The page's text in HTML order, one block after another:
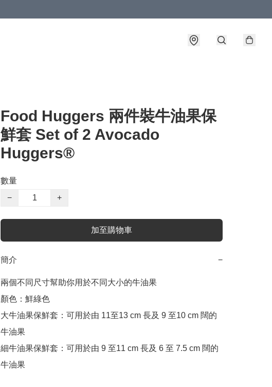
Food Huggers 兩件裝牛油果保
鮮套 Set of 2 Avocado
Huggers®
數量
−
+
加至購物車
簡介 −
兩個不同尺寸幫助你用於不同大小的牛油果
顏色：鮮綠色
大牛油果保鮮套：可用於由 11至13 cm 長及 9 至10 cm 闊的
牛油果
細牛油果保鮮套：可用於由 9 至11 cm 長及 6 至 7.5 cm 闊的
牛油果